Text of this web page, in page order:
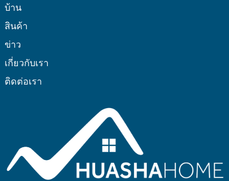
บ้าน
สินค้า
ข่าว
เกี่ยวกับเรา
ติดต่อเรา